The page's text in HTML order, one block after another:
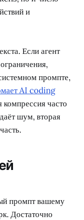
и
Если агент
промпте,
AI coding
часто
шум, вторая
промпт вашему
Достаточно